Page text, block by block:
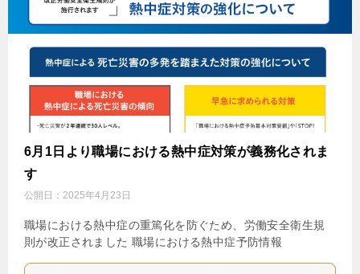
6月1日より職場における熱中症対策が義務化されま
す
公開日： 2025年4月23日
職場における熱中症の重篤化を防ぐため、労働安全衛生規
則が改正されました 職場における熱中症予防情報